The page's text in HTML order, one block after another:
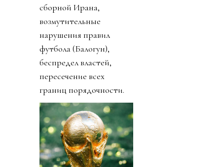
сборной Ирана,
возмутительные
нарушения правил
футбола (Балогун),
беспредел властей,
пересечение всех
границ порядочности.